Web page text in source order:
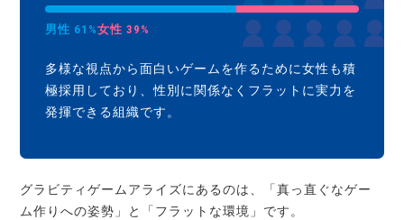
男性 61%女性 39%
多様な視点から面白いゲームを作るために女性も積
極採用しており、性別に関係なくフラットに実力を
発揮できる組織です。
グラビティゲームアライズにあるのは、「真っ直ぐなゲー
ム作りへの姿勢」と「フラットな環境」です。